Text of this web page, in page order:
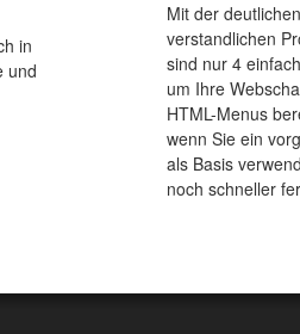
in
und
Mit der
verstandlichen
sind nur 4
um Ihre
HTML-Menus
wenn Sie ein
als Basis
noch schneller